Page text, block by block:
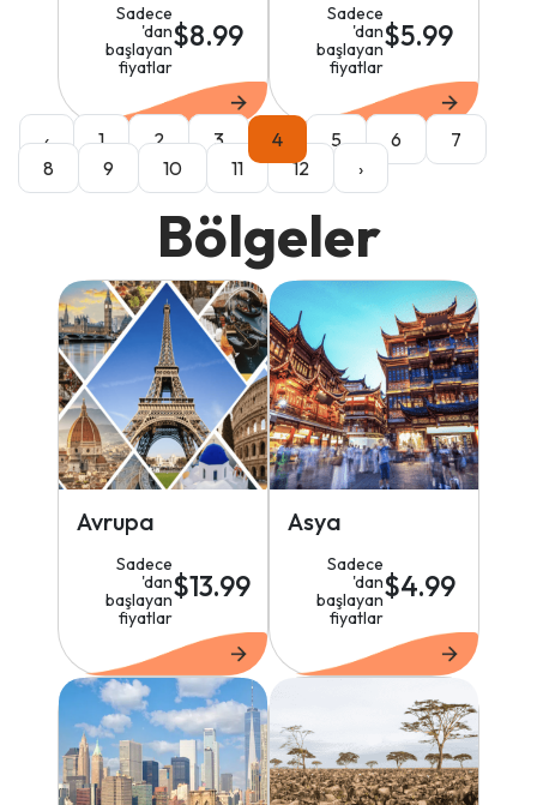
Sadece
'dan
başlayan
fiyatlar
$8.99
Sadece
'dan
başlayan
fiyatlar
$5.99
‹ 1 2 3 4 5 6
7
8
9 10 11 12 ›
Bölgeler
Avrupa
Sadece
'dan
başlayan
fiyatlar
$13.99
Asya
Sadece
'dan
başlayan
fiyatlar
$4.99